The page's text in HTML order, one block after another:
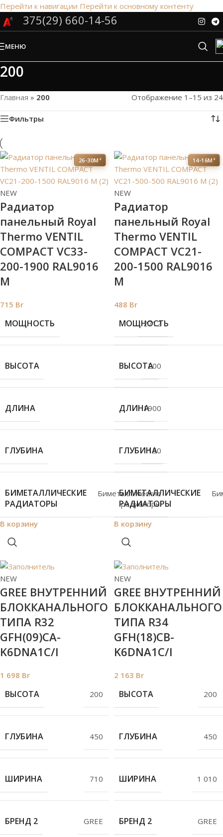
Перейти к навигации Перейти к основному контенту
Сэкономим Ваше время на подбор
Рассчитаем мощность | Предложим от 3х вариантов | В
наличии и под заказ
375(29) 660-14-56
МЕНЮ
200
Главная » 200 Отображение 1–15 из 24
Фильтры
26-30М²
NEW
Радиатор
панельный Royal
Thermo VENTIL
COMPACT VC33-
200-1900 RAL9016
M
715 Br
МОЩНОСТЬ 2712
ВЫСОТА 200
ДЛИНА 1900
ГЛУБИНА 150
БИМЕТАЛЛИЧЕСКИЕ
РАДИАТОРЫ
Биметаллические
радиаторы
В корзину
14-16М²
NEW
Радиатор
панельный Royal
Thermo VENTIL
COMPACT VC21-
200-1500 RAL9016
M
488 Br
МОЩНОСТЬ
ВЫСОТА
ДЛИНА
ГЛУБИНА
БИМЕТАЛЛИЧЕСКИЕ
РАДИАТОРЫ
В корзину
NEW
GREE ВНУТРЕННИЙ
БЛОККАНАЛЬНОГО
ТИПА R32
GFH(09)CA-
K6DNA1C/I
1 698 Br
ВЫСОТА 200
ГЛУБИНА 450
ШИРИНА 710
БРЕНД 2 GREE
NEW
GREE ВНУТРЕННИЙ
БЛОККАНАЛЬНОГО
ТИПА R34
GFH(18)CB-
K6DNA1C/I
2 163 Br
ВЫСОТА 200
ГЛУБИНА 450
ШИРИНА 1 010
БРЕНД 2 GREE